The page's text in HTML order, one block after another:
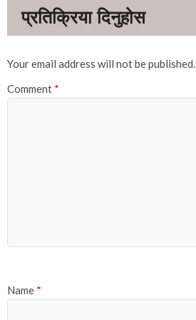
Your email address will not be published.
Comment *
Name *